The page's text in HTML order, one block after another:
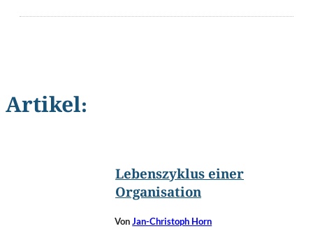
Artikel:
Lebenszyklus einer
Organisation
VonJan-Christoph Horn